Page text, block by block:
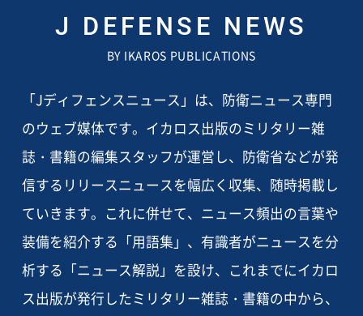
J DEFENSE NEWS
BY IKAROS PUBLICATIONS
「Jディフェンスニュース」は、防衛ニュース専門
のウェブ媒体です。イカロス出版のミリタリー雑
誌・書籍の編集スタッフが運営し、防衛省などが発
信するリリースニュースを幅広く収集、随時掲載し
ていきます。これに併せて、ニュース頻出の言葉や
装備を紹介する「用語集」、有識者がニュースを分
析する「ニュース解説」を設け、これまでにイカロ
ス出版が発行したミリタリー雑誌・書籍の中から、